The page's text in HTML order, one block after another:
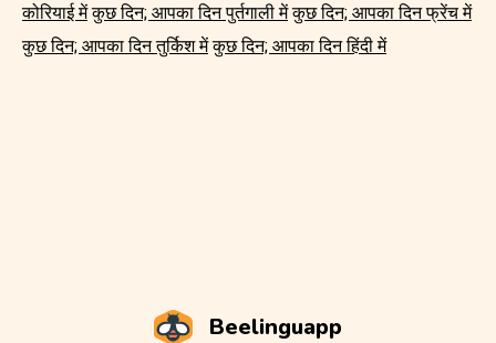
कोरियाई में कुछ दिन; आपका दिन पुर्तगाली में कुछ दिन; आपका दिन फ्रेंच में
कुछ दिन; आपका दिन तुर्किश में कुछ दिन; आपका दिन हिंदी में
Beelinguapp